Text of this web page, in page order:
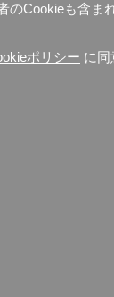
のCookieも含
ポリシー に